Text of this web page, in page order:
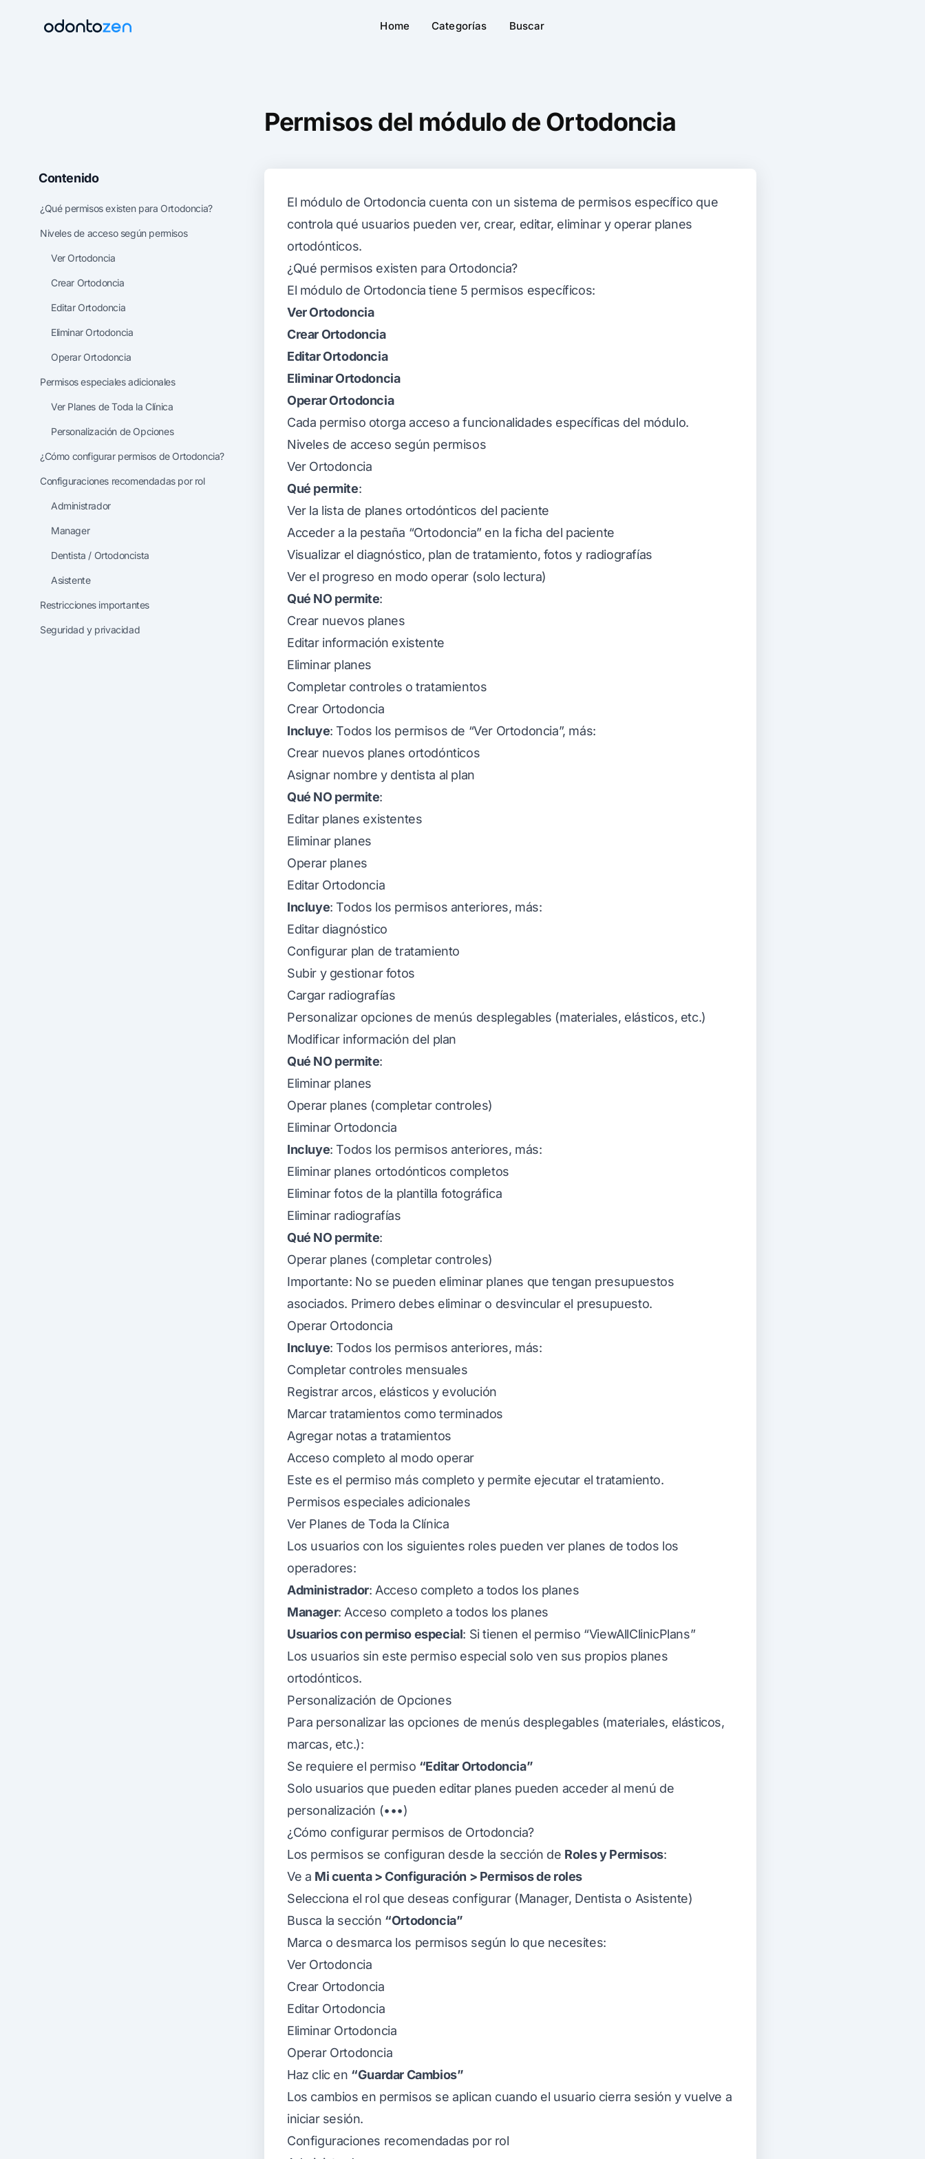
Home Categorías Buscar
Permisos del módulo de Ortodoncia
Contenido
¿Qué permisos existen para Ortodoncia?
Niveles de acceso según permisos
Ver Ortodoncia
Crear Ortodoncia
Editar Ortodoncia
Eliminar Ortodoncia
Operar Ortodoncia
Permisos especiales adicionales
Ver Planes de Toda la Clínica
Personalización de Opciones
¿Cómo configurar permisos de Ortodoncia?
Configuraciones recomendadas por rol
Administrador
Manager
Dentista / Ortodoncista
Asistente
Restricciones importantes
Seguridad y privacidad
El módulo de Ortodoncia cuenta con un sistema de permisos específico que
controla qué usuarios pueden ver, crear, editar, eliminar y operar planes
ortodónticos.
¿Qué permisos existen para Ortodoncia?
El módulo de Ortodoncia tiene 5 permisos específicos:
Ver Ortodoncia
Crear Ortodoncia
Editar Ortodoncia
Eliminar Ortodoncia
Operar Ortodoncia
Cada permiso otorga acceso a funcionalidades específicas del módulo.
Niveles de acceso según permisos
Ver Ortodoncia
Qué permite:
Ver la lista de planes ortodónticos del paciente
Acceder a la pestaña “Ortodoncia” en la ficha del paciente
Visualizar el diagnóstico, plan de tratamiento, fotos y radiografías
Ver el progreso en modo operar (solo lectura)
Qué NO permite:
Crear nuevos planes
Editar información existente
Eliminar planes
Completar controles o tratamientos
Crear Ortodoncia
Incluye: Todos los permisos de “Ver Ortodoncia”, más:
Crear nuevos planes ortodónticos
Asignar nombre y dentista al plan
Qué NO permite:
Editar planes existentes
Eliminar planes
Operar planes
Editar Ortodoncia
Incluye: Todos los permisos anteriores, más:
Editar diagnóstico
Configurar plan de tratamiento
Subir y gestionar fotos
Cargar radiografías
Personalizar opciones de menús desplegables (materiales, elásticos, etc.)
Modificar información del plan
Qué NO permite:
Eliminar planes
Operar planes (completar controles)
Eliminar Ortodoncia
Incluye: Todos los permisos anteriores, más:
Eliminar planes ortodónticos completos
Eliminar fotos de la plantilla fotográfica
Eliminar radiografías
Qué NO permite:
Operar planes (completar controles)
Importante: No se pueden eliminar planes que tengan presupuestos
asociados. Primero debes eliminar o desvincular el presupuesto.
Operar Ortodoncia
Incluye: Todos los permisos anteriores, más:
Completar controles mensuales
Registrar arcos, elásticos y evolución
Marcar tratamientos como terminados
Agregar notas a tratamientos
Acceso completo al modo operar
Este es el permiso más completo y permite ejecutar el tratamiento.
Permisos especiales adicionales
Ver Planes de Toda la Clínica
Los usuarios con los siguientes roles pueden ver planes de todos los
operadores:
Administrador: Acceso completo a todos los planes
Manager: Acceso completo a todos los planes
Usuarios con permiso especial: Si tienen el permiso “ViewAllClinicPlans”
Los usuarios sin este permiso especial solo ven sus propios planes
ortodónticos.
Personalización de Opciones
Para personalizar las opciones de menús desplegables (materiales, elásticos,
marcas, etc.):
Se requiere el permiso “Editar Ortodoncia”
Solo usuarios que pueden editar planes pueden acceder al menú de
personalización (•••)
¿Cómo configurar permisos de Ortodoncia?
Los permisos se configuran desde la sección de Roles y Permisos:
Ve a Mi cuenta > Configuración > Permisos de roles
Selecciona el rol que deseas configurar (Manager, Dentista o Asistente)
Busca la sección “Ortodoncia”
Marca o desmarca los permisos según lo que necesites:
Ver Ortodoncia
Crear Ortodoncia
Editar Ortodoncia
Eliminar Ortodoncia
Operar Ortodoncia
Haz clic en “Guardar Cambios”
Los cambios en permisos se aplican cuando el usuario cierra sesión y vuelve a
iniciar sesión.
Configuraciones recomendadas por rol